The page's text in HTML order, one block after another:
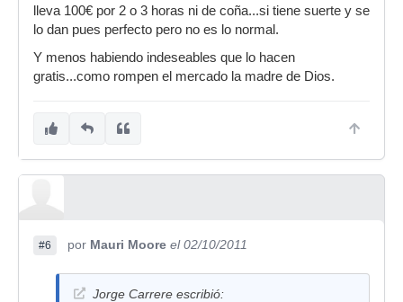
lleva 100€ por 2 o 3 horas ni de coña...si tiene suerte y se
lo dan pues perfecto pero no es lo normal.
Y menos habiendo indeseables que lo hacen
gratis...como rompen el mercado la madre de Dios.
#6 por Mauri Moore el 02/10/2011
Jorge Carrere escribió: